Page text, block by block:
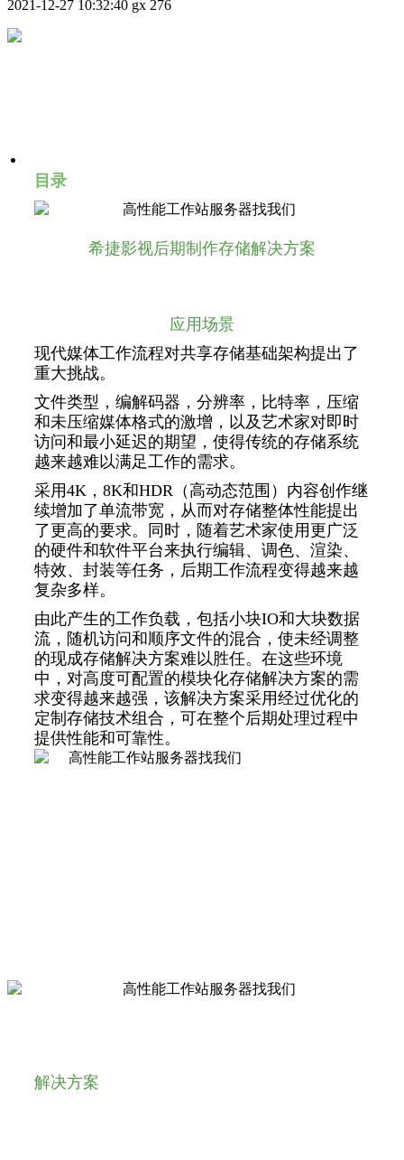
2021-12-27 10:32:40 gx 276
目录
希捷影视后期制作存储解决方案
应用场景
现代媒体工作流程对共享存储基础架构提出了
重大挑战。
文件类型，编解码器，分辨率，比特率，压缩
和未压缩媒体格式的激增，以及艺术家对即时
访问和最小延迟的期望，使得传统的存储系统
越来越难以满足工作的需求。
采用4K，8K和HDR（高动态范围）内容创作继
续增加了单流带宽，从而对存储整体性能提出
了更高的要求。同时，随着艺术家使用更广泛
的硬件和软件平台来执行编辑、调色、渲染、
特效、封装等任务，后期工作流程变得越来越
复杂多样。
由此产生的工作负载，包括小块IO和大块数据
流，随机访问和顺序文件的混合，使未经调整
的现成存储解决方案难以胜任。在这些环境
中，对高度可配置的模块化存储解决方案的需
求变得越来越强，该解决方案采用经过优化的
定制存储技术组合，可在整个后期处理过程中
提供性能和可靠性。
解决方案